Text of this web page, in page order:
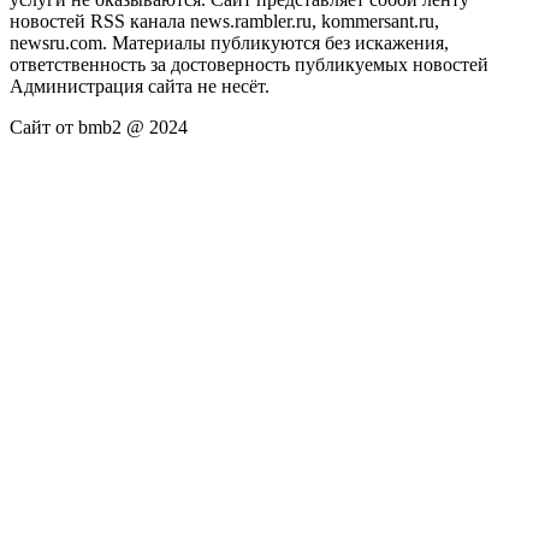
новостей RSS канала news.rambler.ru, kommersant.ru,
newsru.com. Материалы публикуются без искажения,
ответственность за достоверность публикуемых новостей
Администрация сайта не несёт.
Сайт от bmb2 @ 2024